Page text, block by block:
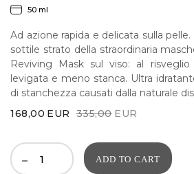
50 ml
Ad azione rapida e delicata sulla
sottile strato della straordinaria
Reviving Mask sul viso: al
levigata e meno stanca. Ultra
di stanchezza causati dalla naturale
335,00 EUR
Original
price
was:
168,00 EUR
Current
price
is:
ADD TO CART